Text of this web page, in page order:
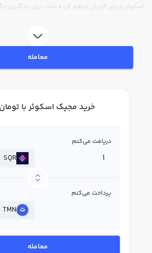
اسکوئر را برای کاربران فراهم کرده است. برای یادگیری
نمودار و امکانات فروش مجیک اسکوئر نیز در دسترس شما
تصمیمات بهتری در معاملات خود بگیرید.معامله
خرید مجیک اسکوئر با
دریافت می‌کنم
SQR
پرداخت می‌کنم
TMN
معامله